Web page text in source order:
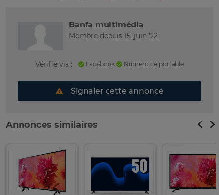
Banfa multimédia
Membre depuis 15. juin '22
Vérifié via : Facebook Numéro de portable
Signaler cette annonce
Annonces similaires